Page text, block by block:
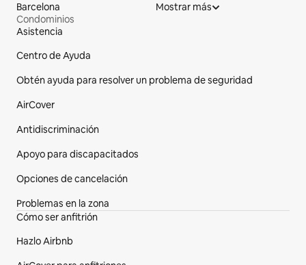
Barcelona
Condominios
Mostrar más
Pie de página del sitio web
Asistencia
Centro de Ayuda
Obtén ayuda para resolver un problema de seguridad
AirCover
Antidiscriminación
Apoyo para discapacitados
Opciones de cancelación
Problemas en la zona
Cómo ser anfitrión
Hazlo Airbnb